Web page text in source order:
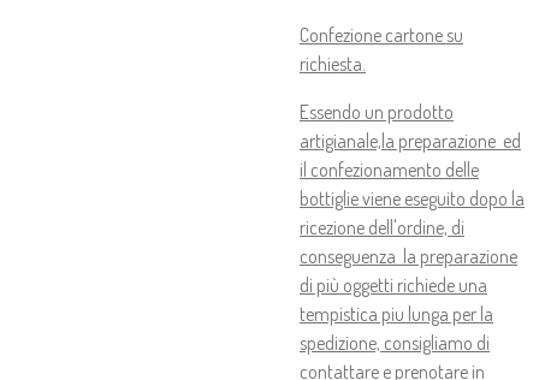
Confezione cartone su
richiesta.
Essendo un prodotto
artigianale,la preparazione ed
il confezionamento delle
bottiglie viene eseguito dopo la
ricezione dell'ordine, di
conseguenza la preparazione
di più oggetti richiede una
tempistica piu lunga per la
spedizione, consigliamo di
contattare e prenotare in